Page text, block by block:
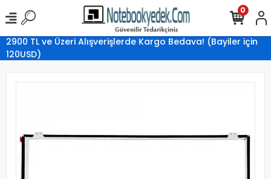
2900 TL ve Üzeri Alışverişlerde Kargo Bedava! (Bayiler için
120USD)
0